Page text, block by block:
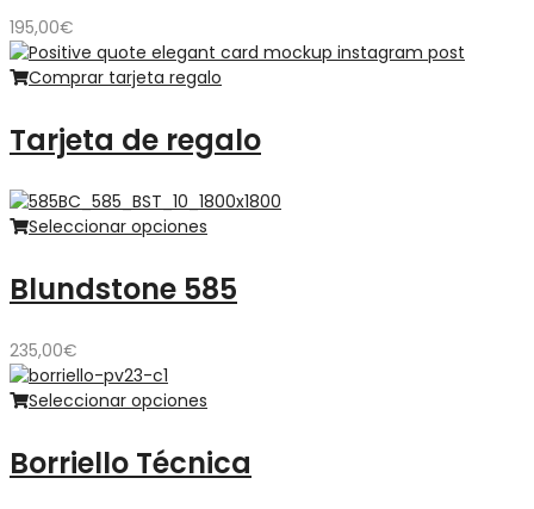
195,00€
Comprar tarjeta regalo
Tarjeta de regalo
Seleccionar opciones
Blundstone 585
235,00€
Seleccionar opciones
Borriello Técnica